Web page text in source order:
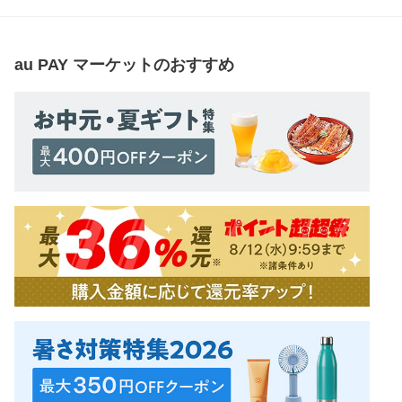
au PAY マーケットのおすすめ